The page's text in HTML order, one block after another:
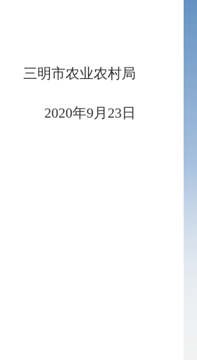
三明市农业农村局
2020年9月 23日